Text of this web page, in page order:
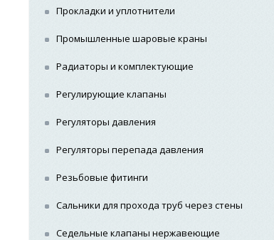
Прокладки и уплотнители
Промышленные шаровые краны
Радиаторы и комплектующие
Регулирующие клапаны
Регуляторы давления
Регуляторы перепада давления
Резьбовые фитинги
Сальники для прохода труб через стены
Седельные клапаны нержавеющие